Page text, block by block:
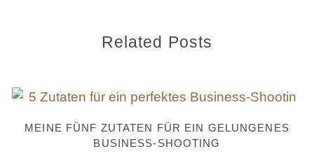
Related Posts
MEINE FÜNF ZUTATEN FÜR EIN GELUNGENES
BUSINESS-SHOOTING